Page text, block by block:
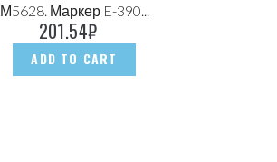
М5628. Маркер E-390...
201.54₽
ADD TO CART